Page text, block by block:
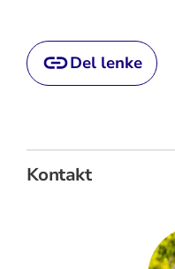
Del lenke
Kontakt